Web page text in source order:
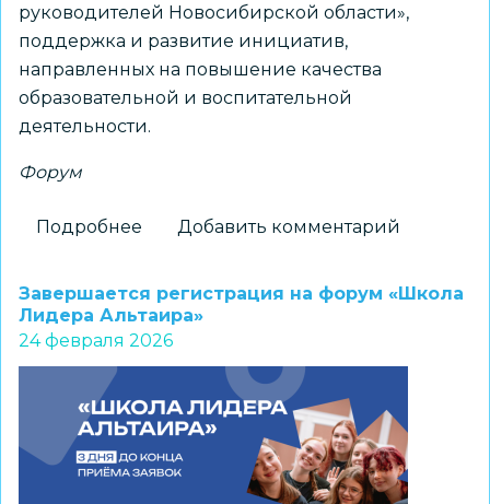
руководителей Новосибирской области»,
поддержка и развитие инициатив,
направленных на повышение качества
образовательной и воспитательной
деятельности.
Форум
Подробнее
поделятся
опытом
на
муниципальном
Форуме
классных
руководителей
Добавить комментарий
Завершается регистрация на форум «Школа
Лидера Альтаира»
24 февраля 2026